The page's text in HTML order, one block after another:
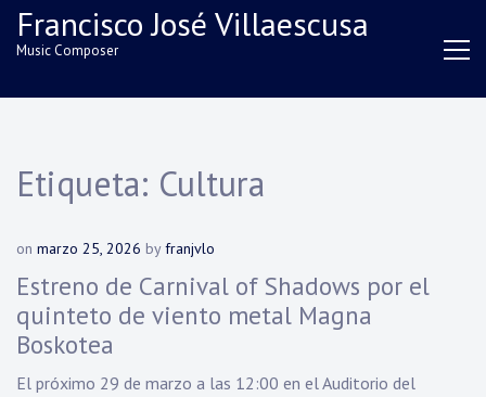
SkipFrancisco José Villaescusa
Music Composer
Etiqueta: Cultura
on marzo 25, 2026 byfranjvlo
Estreno de Carnival of Shadows por el
quinteto de viento metal Magna
Boskotea
El próximo 29 de marzo a las 12:00 en el Auditorio del